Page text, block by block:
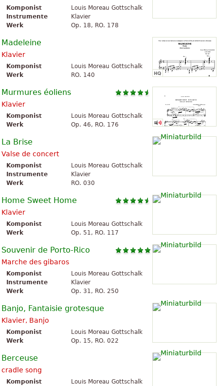
Komponist
Louis Moreau Gottschalk
Instrumente
Klavier
Werk
Op. 18, RO. 178
Madeleine
Klavier
Komponist
Louis Moreau Gottschalk
Werk
RO. 140
Murmures éoliens
Klavier
Komponist
Louis Moreau Gottschalk
Werk
Op. 46, RO. 176
La Brise
Valse de concert
Komponist
Louis Moreau Gottschalk
Instrumente
Klavier
Werk
RO. 030
Home Sweet Home
Klavier
Komponist
Louis Moreau Gottschalk
Werk
Op. 51, RO. 117
Souvenir de Porto-Rico
Marche des gibaros
Komponist
Louis Moreau Gottschalk
Instrumente
Klavier
Werk
Op. 31, RO. 250
Banjo, Fantaisie grotesque
Klavier, Banjo
Komponist
Louis Moreau Gottschalk
Werk
Op. 15, RO. 022
Berceuse
cradle song
Komponist
Louis Moreau Gottschalk